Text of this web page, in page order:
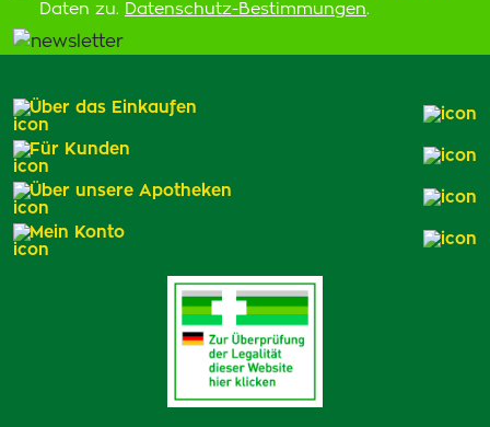
Daten zu. Datenschutz-Bestimmungen.
Über das Einkaufen
Für Kunden
Über unsere Apotheken
Mein Konto